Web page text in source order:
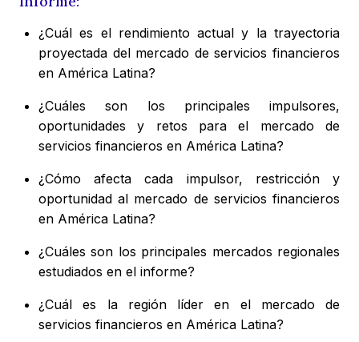
¿Cuál es el rendimiento actual y la trayectoria
proyectada del mercado de servicios financieros
en América Latina?
¿Cuáles son los principales impulsores,
oportunidades y retos para el mercado de
servicios financieros en América Latina?
¿Cómo afecta cada impulsor, restricción y
oportunidad al mercado de servicios financieros
en América Latina?
¿Cuáles son los principales mercados regionales
estudiados en el informe?
¿Cuál es la región líder en el mercado de
servicios financieros en América Latina?